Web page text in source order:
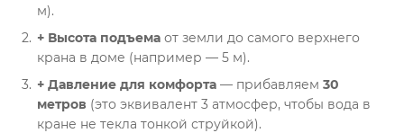
м).
+ Высота подъема от земли до самого верхнего
крана в доме (например — 5 м).
+ Давление для комфорта — прибавляем 30
метров (это эквивалент 3 атмосфер, чтобы вода в
кране не текла тонкой струйкой).